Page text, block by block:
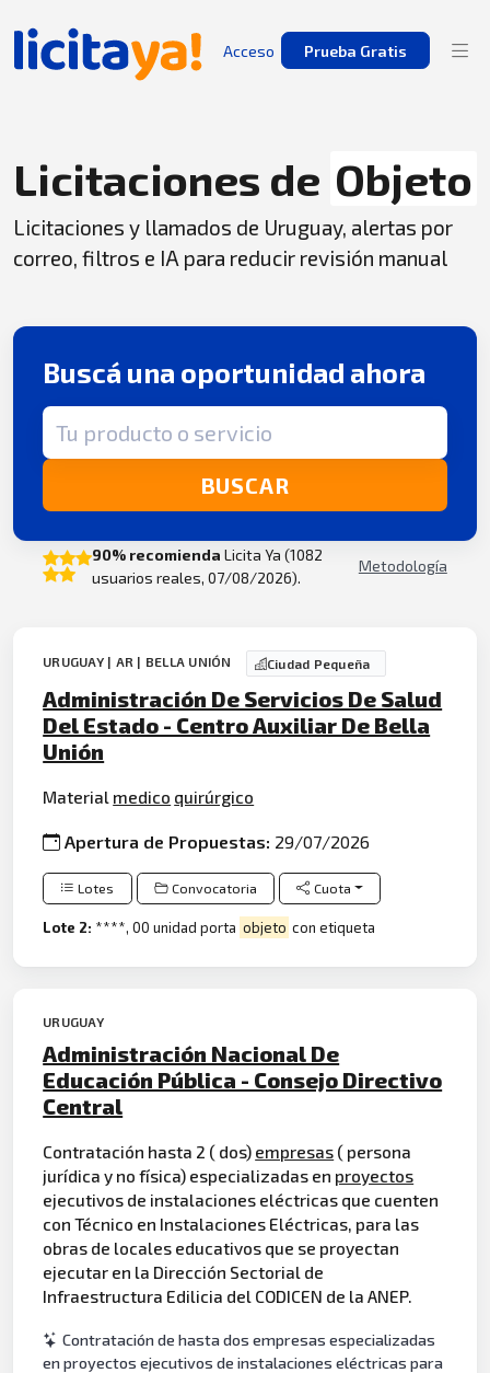
Acceso Prueba Gratis
Licitaciones de Objeto
Licitaciones y llamados de Uruguay, alertas por
correo, filtros e IA para reducir revisión manual
Buscá una oportunidad ahora
Término de búsqueda
BUSCAR
90% recomienda Licita Ya (1082
usuarios reales, 07/08/2026).
Metodología
URUGUAY | AR | BELLA UNIÓN Ciudad Pequeña
Administración De Servicios De Salud
Del Estado - Centro Auxiliar De Bella
Unión
Material medico quirúrgico
Apertura de Propuestas: 29/07/2026
Lotes Convocatoria Cuota
Lote 2: ****, 00 unidad porta objeto con etiqueta
URUGUAY
Administración Nacional De
Educación Pública - Consejo Directivo
Central
Contratación hasta 2 ( dos) empresas ( persona
jurídica y no física) especializadas en proyectos
ejecutivos de instalaciones eléctricas que cuenten
con Técnico en Instalaciones Eléctricas, para las
obras de locales educativos que se proyectan
ejecutar en la Dirección Sectorial de
Infraestructura Edilicia del CODICEN de la ANEP.
Contratación de hasta dos empresas especializadas
en proyectos ejecutivos de instalaciones eléctricas para